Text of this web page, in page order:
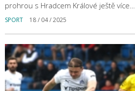
prohrou s Hradcem Králové ještě více…
SPORT 18 / 04 / 2025